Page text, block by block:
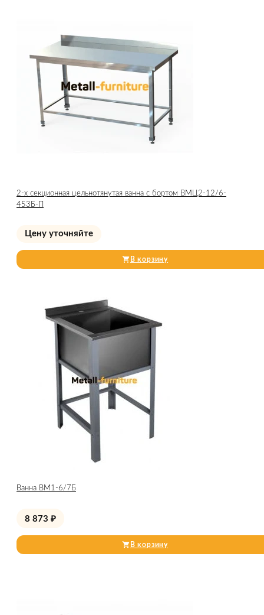
2-х секционная цельнотянутая ванна с бортом ВМЦ2-12/6-
453Б-П
Цену уточняйте
В корзину
Ванна ВМ1-6/7Б
8 873 ₽
В корзину